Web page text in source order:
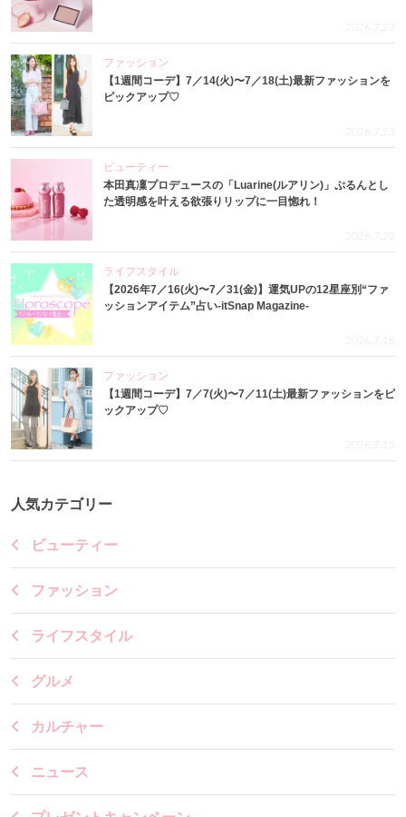
2026.7.27
ファッション
【1週間コーデ】7／14(火)〜7／18(土)最新ファッションを
ピックアップ♡
2026.7.23
ビューティー
本田真凜プロデュースの「Luarine(ルアリン)」ぷるんとし
た透明感を叶える欲張りリップに一目惚れ！
2026.7.22
ライフスタイル
【2026年7／16(火)〜7／31(金)】運気UPの12星座別“ファ
ッションアイテム”占い-itSnap Magazine-
2026.7.16
ファッション
【1週間コーデ】7／7(火)〜7／11(土)最新ファッションをピ
ックアップ♡
2026.7.15
人気カテゴリー
ビューティー
ファッション
ライフスタイル
グルメ
カルチャー
ニュース